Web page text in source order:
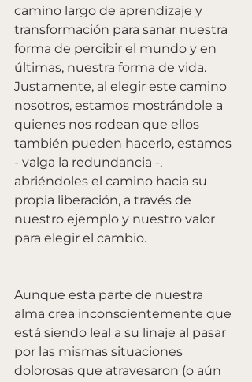
camino largo de aprendizaje y
transformación para sanar nuestra
forma de percibir el mundo y en
últimas, nuestra forma de vida.
Justamente, al elegir este camino
nosotros, estamos mostrándole a
quienes nos rodean que ellos
también pueden hacerlo, estamos
- valga la redundancia -,
abriéndoles el camino hacia su
propia liberación, a través de
nuestro ejemplo y nuestro valor
para elegir el cambio.
Aunque esta parte de nuestra
alma crea inconscientemente que
está siendo leal a su linaje al pasar
por las mismas situaciones
dolorosas que atravesaron (o aún